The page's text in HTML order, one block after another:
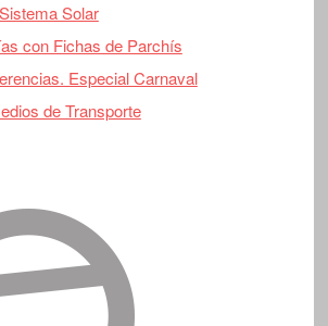
Solar
con Fichas de Parchís
Especial Carnaval
de Transporte